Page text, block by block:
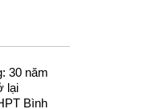
30 năm
lại
Bình